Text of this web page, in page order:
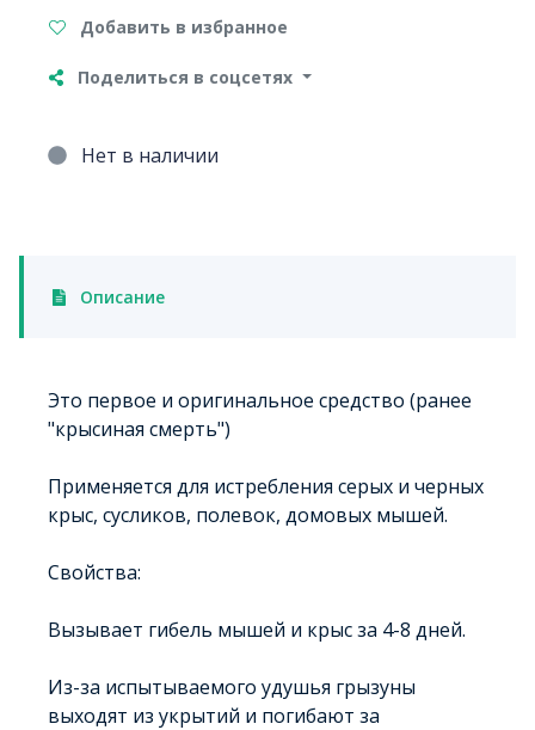
Добавить в избранное
Поделиться в соцсетях
Нет в наличии
Описание
Это первое и оригинальное средство (ранее
"крысиная смерть")
Применяется для истребления серых и черных
крыс, сусликов, полевок, домовых мышей.
Свойства:
Вызывает гибель мышей и крыс за 4-8 дней.
Из-за испытываемого удушья грызуны
выходят из укрытий и погибают за